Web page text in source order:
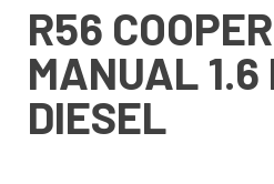
R56
MANUAL 1.6
DIESEL